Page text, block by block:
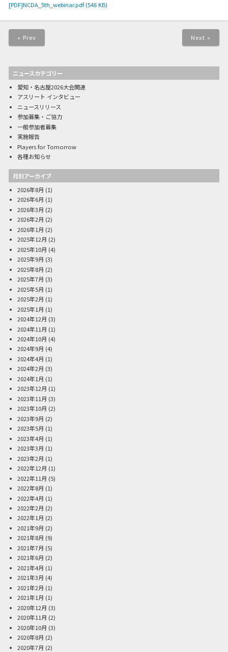
[PDF]NCDA_5th_webinar.pdf (548 KB)
« Prev Next »
ニュースカテゴリー
愛知・名古屋2026大会関連
アスリート インタビュー
ニュースリリース
参加募集・ご協力
一般参加者募集
実施報告
Players for Tomorrow
各種お知らせ
月別アーカイブ
2026年8月 (1)
2026年6月 (1)
2026年3月 (2)
2026年2月 (2)
2026年1月 (2)
2025年12月 (2)
2025年10月 (4)
2025年9月 (3)
2025年8月 (2)
2025年7月 (3)
2025年5月 (1)
2025年2月 (1)
2025年1月 (1)
2024年12月 (3)
2024年11月 (1)
2024年10月 (4)
2024年9月 (4)
2024年4月 (1)
2024年2月 (3)
2024年1月 (1)
2023年12月 (1)
2023年11月 (3)
2023年10月 (2)
2023年9月 (2)
2023年5月 (1)
2023年4月 (1)
2023年3月 (1)
2023年2月 (1)
2022年12月 (1)
2022年11月 (5)
2022年8月 (1)
2022年4月 (1)
2022年2月 (2)
2022年1月 (2)
2021年9月 (2)
2021年8月 (9)
2021年7月 (5)
2021年6月 (2)
2021年4月 (1)
2021年3月 (4)
2021年2月 (1)
2021年1月 (1)
2020年12月 (3)
2020年11月 (2)
2020年10月 (3)
2020年8月 (2)
2020年7月 (2)